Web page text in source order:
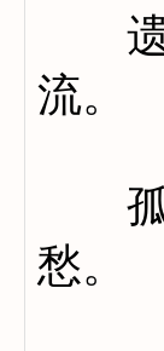
遗
流。
孤
愁。